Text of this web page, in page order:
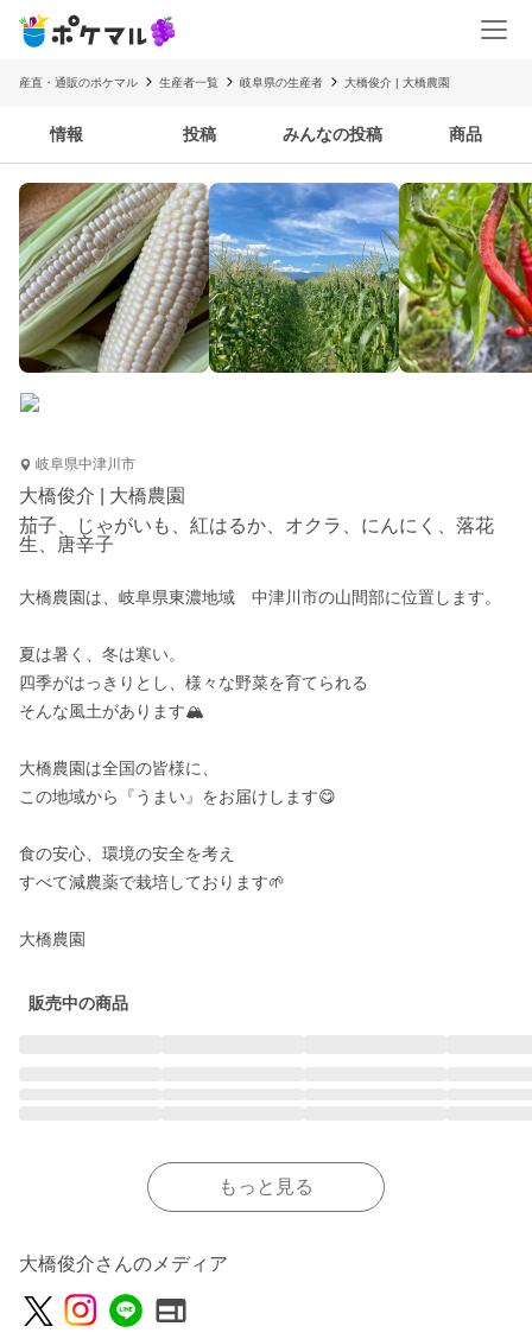
産直・通販のポケマル 生産者一覧 岐阜県の生産者 大橋俊介 | 大橋農園
情報 投稿 みんなの投稿 商品
岐阜県中津川市
大橋俊介 | 大橋農園
茄子、じゃがいも、紅はるか、オクラ、にんにく、落花
生、唐辛子
大橋農園は、岐阜県東濃地域　中津川市の山間部に位置します。
夏は暑く、冬は寒い。
四季がはっきりとし、様々な野菜を育てられる
そんな風土があります🏔
大橋農園は全国の皆様に、
この地域から『うまい』をお届けします😋
食の安心、環境の安全を考え
すべて減農薬で栽培しております🌱
​大橋農園
販売中の商品
もっと見る
大橋俊介さんのメディア